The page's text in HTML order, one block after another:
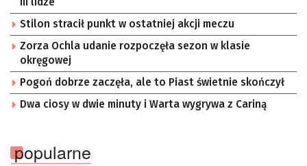
Stilon stracił punkt w ostatniej akcji meczu
Zorza Ochla udanie rozpoczęła sezon w klasie
okręgowej
Pogoń dobrze zaczęła, ale to Piast świetnie skończył
Dwa ciosy w dwie minuty i Warta wygrywa z Cariną
popularne